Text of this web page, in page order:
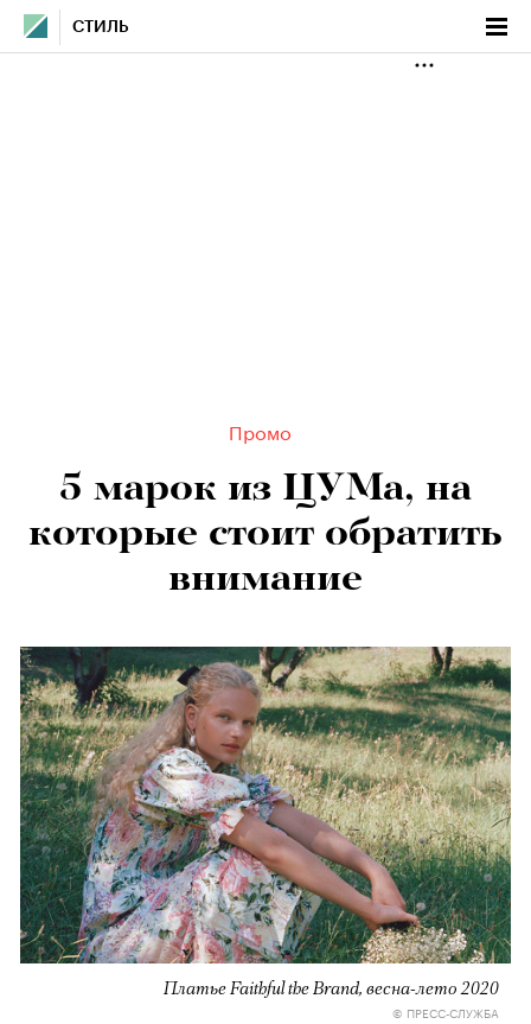
СТИЛЬ
Промо
5 марок из ЦУМа, на
которые стоит обратить
внимание
Платье Faithful the Brand, весна-лето 2020
© ПРЕСС-СЛУЖБА